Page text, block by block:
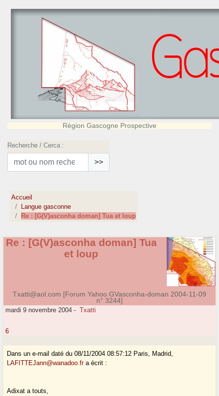
Région Gascogne Prospective
Recherche / Cerca :
>>
Accueil
Langue gasconne
Re : [G(V)asconha doman] Tua et loup
Re : [G(V)asconha doman] Tua
et loup
Txatti@aol.com [Forum Yahoo GVasconha-doman 2004-11-09
n° 3244]
mardi 9 novembre 2004 - Txatti
6
Dans un e-mail daté du 08/11/2004 08:57:12 Paris, Madrid,
LAFITTEJann@wanadoo.fra écrit :
Adixat a touts,